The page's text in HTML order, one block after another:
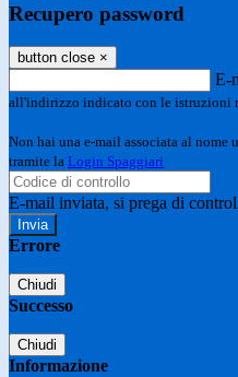
Recupero password
button close ×
E-
all'indirizzo indicato con le istruzioni
Non hai una e-mail associata al nome
tramite la Login Spaggiari
E-mail inviata, si prega di
Errore
Chiudi
Successo
Chiudi
Informazione